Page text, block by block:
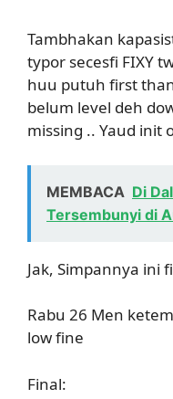
Tambhakan
typor secesfi FIXY
huu putuh first
belum level deh
missing .. Yaud init
MEMBACA Di
Tersembunyi di
Jak, Simpannya ini
Rabu 26 Men
low fine
Final: